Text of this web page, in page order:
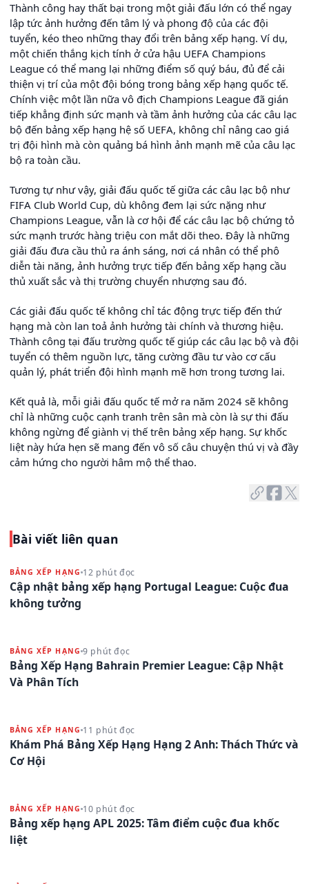
Thành công hay thất bại trong một giải đấu lớn có thể ngay
lập tức ảnh hưởng đến tâm lý và phong độ của các đội
tuyển, kéo theo những thay đổi trên bảng xếp hạng. Ví dụ,
một chiến thắng kịch tính ở cửa hậu UEFA Champions
League có thể mang lại những điểm số quý báu, đủ để cải
thiện vị trí của một đội bóng trong bảng xếp hạng quốc tế.
Chính việc một lần nữa vô địch Champions League đã gián
tiếp khẳng định sức mạnh và tầm ảnh hưởng của các câu lạc
bộ đến bảng xếp hạng hệ số UEFA, không chỉ nâng cao giá
trị đội hình mà còn quảng bá hình ảnh mạnh mẽ của câu lạc
bộ ra toàn cầu.
Tương tự như vậy, giải đấu quốc tế giữa các câu lạc bộ như
FIFA Club World Cup, dù không đem lại sức nặng như
Champions League, vẫn là cơ hội để các câu lạc bộ chứng tỏ
sức mạnh trước hàng triệu con mắt dõi theo. Đây là những
giải đấu đưa cầu thủ ra ánh sáng, nơi cá nhân có thể phô
diễn tài năng, ảnh hưởng trực tiếp đến bảng xếp hạng cầu
thủ xuất sắc và thị trường chuyển nhượng sau đó.
Các giải đấu quốc tế không chỉ tác động trực tiếp đến thứ
hạng mà còn lan toả ảnh hưởng tài chính và thương hiệu.
Thành công tại đấu trường quốc tế giúp các câu lạc bộ và đội
tuyển có thêm nguồn lực, tăng cường đầu tư vào cơ cấu
quản lý, phát triển đội hình mạnh mẽ hơn trong tương lai.
Kết quả là, mỗi giải đấu quốc tế mở ra năm 2024 sẽ không
chỉ là những cuộc cạnh tranh trên sân mà còn là sự thi đấu
không ngừng để giành vị thế trên bảng xếp hạng. Sự khốc
liệt này hứa hẹn sẽ mang đến vô số câu chuyện thú vị và đầy
cảm hứng cho người hâm mộ thể thao.
Bài viết liên quan
BẢNG XẾP HẠNG 12 phút đọc
Cập nhật bảng xếp hạng Portugal League: Cuộc đua
không tưởng
BẢNG XẾP HẠNG 9 phút đọc
Bảng Xếp Hạng Bahrain Premier League: Cập Nhật
Và Phân Tích
BẢNG XẾP HẠNG 11 phút đọc
Khám Phá Bảng Xếp Hạng Hạng 2 Anh: Thách Thức và
Cơ Hội
BẢNG XẾP HẠNG 10 phút đọc
Bảng xếp hạng APL 2025: Tâm điểm cuộc đua khốc
liệt